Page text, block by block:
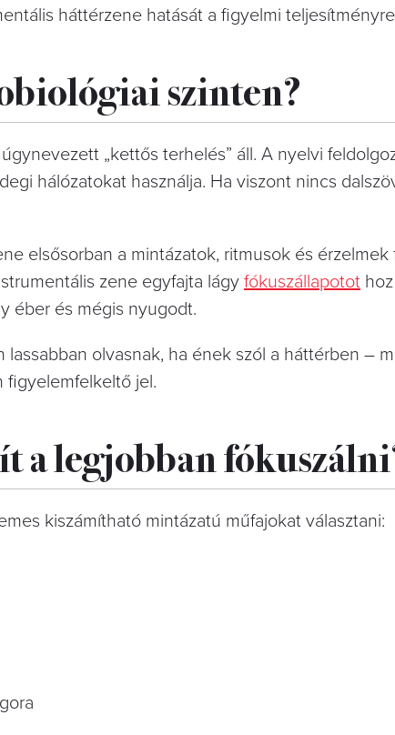
háttérzene hatását a figyelmi
szinten?
„kettős terhelés” áll. A nyelvi
hálózatokat használja. Ha viszont nincs
elsősorban a mintázatok, ritmusok és
zene egyfajta lágy fókuszállapotot
éber és mégis nyugodt.
lassabban olvasnak, ha ének szól a háttérben –
figyelemfelkeltő jel.
a legjobban
kiszámítható mintázatú műfajokat választani: